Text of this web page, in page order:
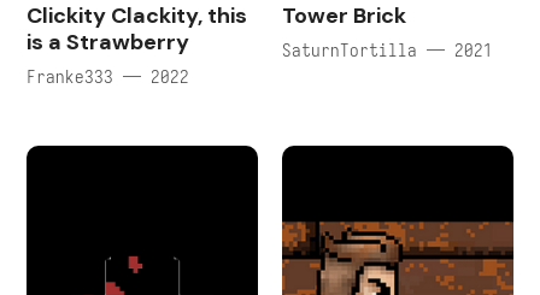
Clickity Clackity, this
is a Strawberry
Franke333 — 2022
Tower Brick
SaturnTortilla — 2021